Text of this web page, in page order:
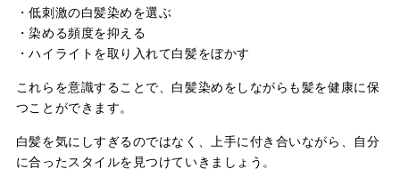
・低刺激の白髪染めを選ぶ
・染める頻度を抑える
・ハイライトを取り入れて白髪をぼかす
これらを意識することで、白髪染めをしながらも髪を健康に保
つことができます。
白髪を気にしすぎるのではなく、上手に付き合いながら、自分
に合ったスタイルを見つけていきましょう。